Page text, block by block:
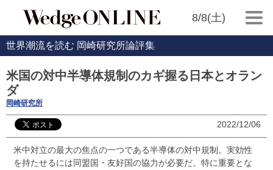
8/8(土)
世界潮流を読む 岡崎研究所論評集
米国の対中半導体規制のカギ握る日本とオラン
ダ
岡崎研究所
2022/12/06
米中対立の最大の焦点の一つである半導体の対中規制。実効性
を持たせるには同盟国・友好国の協力が必要だ。特に重要とな